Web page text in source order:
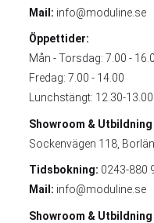
Mail: info@moduline.se
Öppettider:
Mån - Torsdag: 7.00 -
Fredag: 7.00 - 14.00
Lunchstängt: 12.30-13.00
Showroom & Utbildning
Sockenvägen 118,
Tidsbokning: 0243-880
Mail: info@moduline.se
Showroom & Utbildning